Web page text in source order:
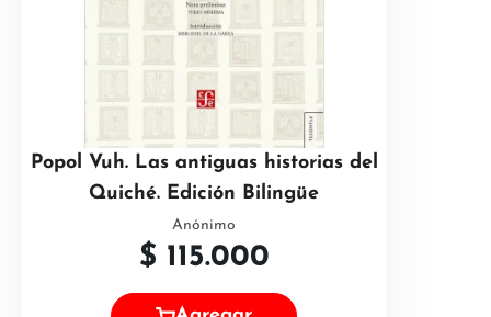
Popol Vuh. Las antiguas historias del
Quiché. Edición Bilingüe
Anónimo
$ 115.000